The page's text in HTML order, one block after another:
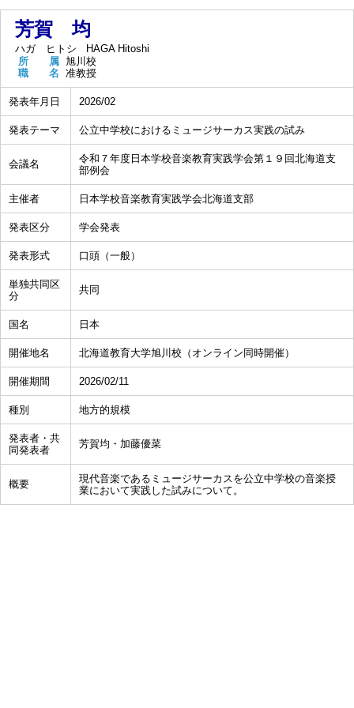
芳賀 均
ハガ ヒトシ
HAGA Hitoshi
所 属 旭川校
職 名 准教授
発表年月日 2026/02
発表テーマ 公立中学校におけるミュージサーカス実践の試み
会議名
令和７年度日本学校音楽教育実践学会第１９回北海道支
部例会
主催者 日本学校音楽教育実践学会北海道支部
発表区分 学会発表
発表形式 口頭（一般）
単独共同区
分
共同
国名 日本
開催地名 北海道教育大学旭川校（オンライン同時開催）
開催期間 2026/02/11
種別 地方的規模
発表者・共
同発表者
芳賀均・加藤優菜
概要
現代音楽であるミュージサーカスを公立中学校の音楽授
業において実践した試みについて。